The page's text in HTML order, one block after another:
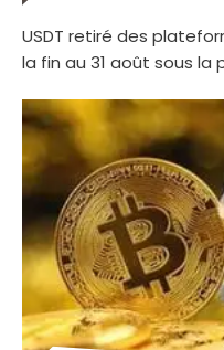
USDT retiré des
la fin au 31 août sous la